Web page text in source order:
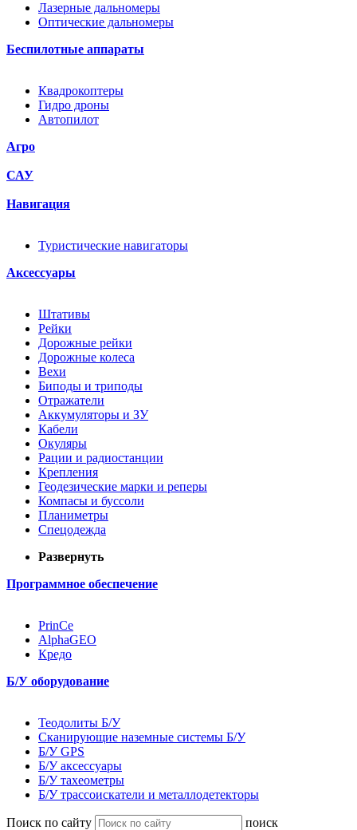
Лазерные дальномеры
Оптические дальномеры
Беспилотные аппараты
Квадрокоптеры
Гидро дроны
Автопилот
Агро
САУ
Навигация
Туристические навигаторы
Аксессуары
Штативы
Рейки
Дорожные рейки
Дорожные колеса
Вехи
Биподы и триподы
Отражатели
Аккумуляторы и ЗУ
Кабели
Окуляры
Рации и радиостанции
Крепления
Геодезические марки и реперы
Компасы и буссоли
Планиметры
Спецодежда
Развернуть
Программное обеспечение
PrinCe
AlphaGEO
Кредо
Б/У оборудование
Теодолиты Б/У
Сканирующие наземные системы Б/У
Б/У GPS
Б/У аксессуары
Б/У тахеометры
Б/У трассоискатели и металлодетекторы
Поиск по сайту
поиск